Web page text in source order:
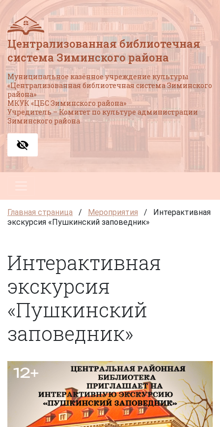
Централизованная библиотечная
система Зиминского района
Муниципальное казённое учреждение культуры
«Централизованная библиотечная система Зиминского
района»
МКУК «ЦБС Зиминского района»
Учредитель – Комитет по культуре администрации
Зиминского района
Главная страница / Мероприятия /
Интерактивная
экскурсия «Пушкинский заповедник»
Интерактивная
экскурсия
«Пушкинский
заповедник»